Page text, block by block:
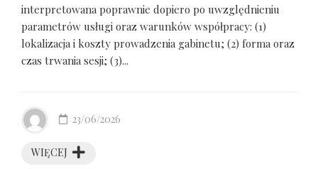
interpretowana poprawnie dopiero po uwzględnieniu
parametrów usługi oraz warunków współpracy: (1)
lokalizacja i koszty prowadzenia gabinetu; (2) forma oraz
czas trwania sesji; (3)...
WIĘCEJ
23/06/2026